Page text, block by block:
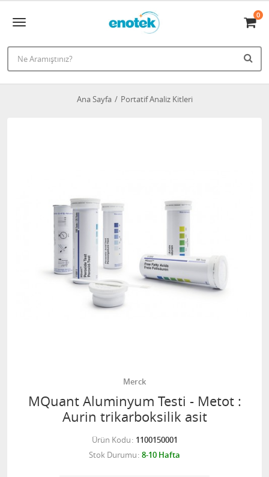
0
Ana Sayfa Portatif Analiz Kitleri
Merck
MQuant Aluminyum Testi - Metot :
Aurin trikarboksilik asit
Ürün Kodu 1100150001
Stok Durumu 8-10 Hafta